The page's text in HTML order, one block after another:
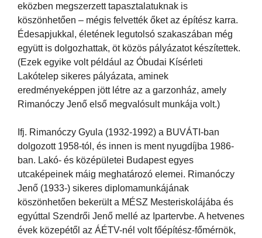
eközben megszerzett tapasztalatuknak is
köszönhetően – mégis felvették őket az építész karra.
Édesapjukkal, életének legutolsó szakaszában még
együtt is dolgozhattak, öt közös pályázatot készítettek.
(Ezek egyike volt például az Óbudai Kísérleti
Lakótelep sikeres pályázata, aminek
eredményeképpen jött létre az a garzonház, amely
Rimanóczy Jenő első megvalósult munkája volt.)
Ifj. Rimanóczy Gyula (1932-1992) a BUVÁTI-ban
dolgozott 1958-tól, és innen is ment nyugdíjba 1986-
ban. Lakó- és középületei Budapest egyes
utcaképeinek máig meghatározó elemei. Rimanóczy
Jenő (1933-) sikeres diplomamunkájának
köszönhetően bekerült a MÉSZ Mesteriskolájába és
egyúttal Szendrői Jenő mellé az Ipartervbe. A hetvenes
évek közepétől az ÁÉTV-nél volt főépítész-főmérnök,